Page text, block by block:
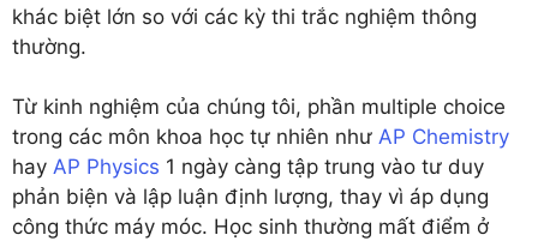
khác biệt lớn so với các kỳ thi trắc nghiệm thông
thường.
Từ kinh nghiệm của chúng tôi, phần multiple choice
trong các môn khoa học tự nhiên như AP Chemistry
hay AP Physics 1 ngày càng tập trung vào tư duy
phản biện và lập luận định lượng, thay vì áp dụng
công thức máy móc. Học sinh thường mất điểm ở